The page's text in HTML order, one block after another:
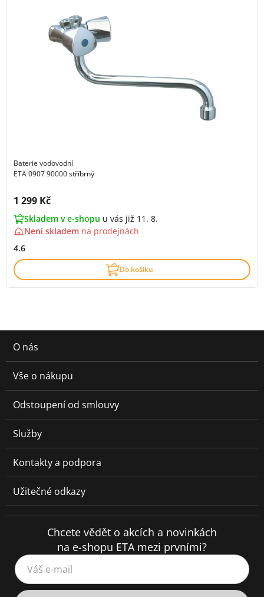
Baterie vodovodní
ETA 0907 90000 stříbrný
Cena s DPH:
1 299 Kč
Skladem v e-shopu u vás již 11. 8.
Není skladem na prodejnách
4.6
Do košíku
O nás
Vše o nákupu
Odstoupení od smlouvy
Služby
Kontakty a podpora
Užitečné odkazy
Chcete vědět o akcích a novinkách
na e-shopu ETA mezi prvními?
Váš e-mail